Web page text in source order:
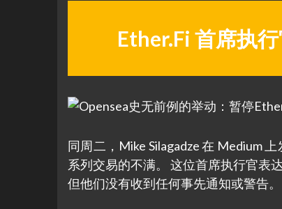
Ether.Fi 首席执
同周二，Mike Silagadze 在 Medium
系列交易的不满。 这位首席执行官表
但他们没有收到任何事先通知或警告。